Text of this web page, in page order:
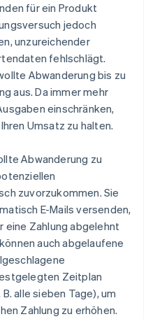
für ein Produkt
jedoch
unzureichender
fehlschlägt.
Abwanderung bis zu
aus. Da immer mehr
einschränken,
Umsatz zu halten.
Abwanderung zu
zuvorzukommen. Sie
E-Mails versenden,
eine Zahlung abgelehnt
auch abgelaufene
Zeitplan
alle sieben Tage), um
Zahlung zu erhöhen.